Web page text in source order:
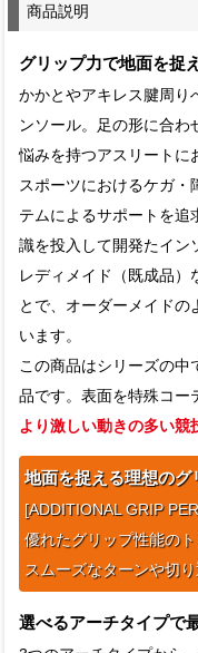
商品説明
グリップ力で地面を捉
かかとやアキレス腱周り
ンソール。足の形に合わ
悩みを持つアスリートに
スポーツにおけるケガ・
テムによるサポートを追
識を投入して開発たイン
レディメイド（既成品）
とで、オーダーメイドの
います。
この商品はシリーズの
品です。表面を特殊コー
より激しい動きの多い競
地面を捉える理想のグ
[ADDITIONAL GRIP
優れたグリップ性能の
スムーズなターンや切り
選べるアーチタイプで